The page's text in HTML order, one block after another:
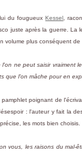
du fougueuxKessel ,
juste après la guerre. La
plus conséquent de
ne peut saisir vraiment
que l'on mâche pour en
pamphlet poignant de
: l'auteur y fait la
les mots bien choisis.
vous, les raisons du mal-